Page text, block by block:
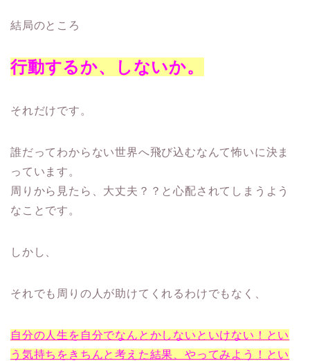
結局のところ
行動するか、しないか。
それだけです。
誰だってわからない世界へ飛び込むなんて怖いに決ま
っています。
周りから見たら、大丈夫？？と心配されてしまうよう
なことです。
しかし、
それでも周りの人が助けてくれるわけでもなく、
自分の人生を自分でなんとかしないといけない！とい
う気持ちをきちんと考えた結果、やってみよう！とい